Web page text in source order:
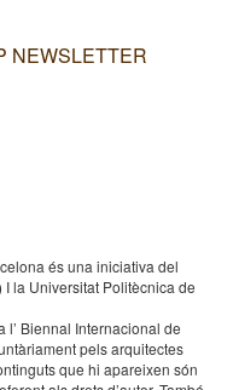
NEWSLETTER
és una iniciativa del
I la Universitat Politècnica de
l’ Biennal Internacional de
pels arquitectes
que hi apareixen són